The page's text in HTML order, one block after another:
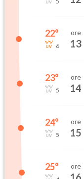
22°
6
ore
13
23°
5
ore
14
24°
5
ore
15
25° ore